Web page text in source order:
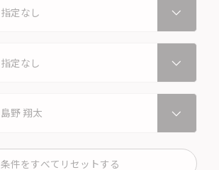
条件をすべてリセットする